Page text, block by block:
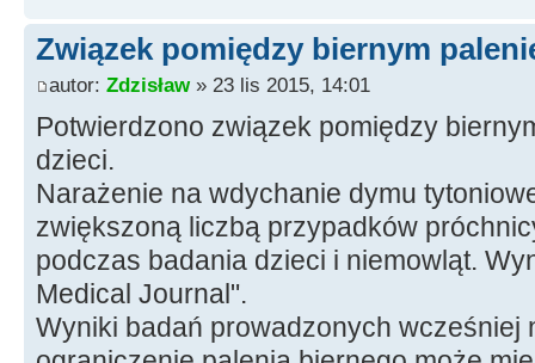
Związek pomiędzy biernym
autor: Zdzisław» 23 lis 2015, 14:01
Potwierdzono związek pomiędzy
dzieci.
Narażenie na wdychanie dymu
zwiększoną liczbą przypadków
podczas badania dzieci i niemowląt.
Medical Journal".
Wyniki badań prowadzonych wcześniej